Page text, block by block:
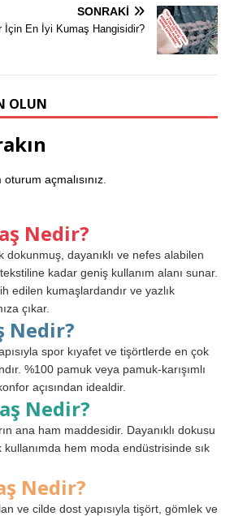
SONRAKI
İçin En İyi Kumaş Hangisidir?
OLUN
oturum açmalısınız
Nedir?
dokunmuş, dayanıklı ve nefes alabilen
kadar geniş kullanım alanı sunar.
edilen kumaşlardandır ve yazlık
çıkar.
Nedir?
spor kıyafet ve tişörtlerde en çok
%100 pamuk veya pamuk-karışımlı
açısından idealdir.
Nedir?
ana ham maddesidir. Dayanıklı dokusu
hem moda endüstrisinde sık
Nedir?
ve cilde dost yapısıyla tişört, gömlek ve